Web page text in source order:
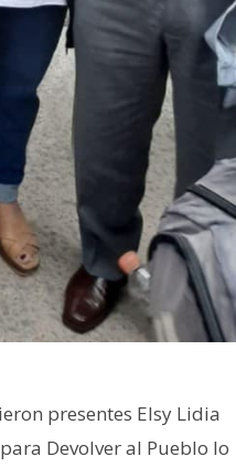
presentes Elsy Lidia
Devolver al Pueblo lo